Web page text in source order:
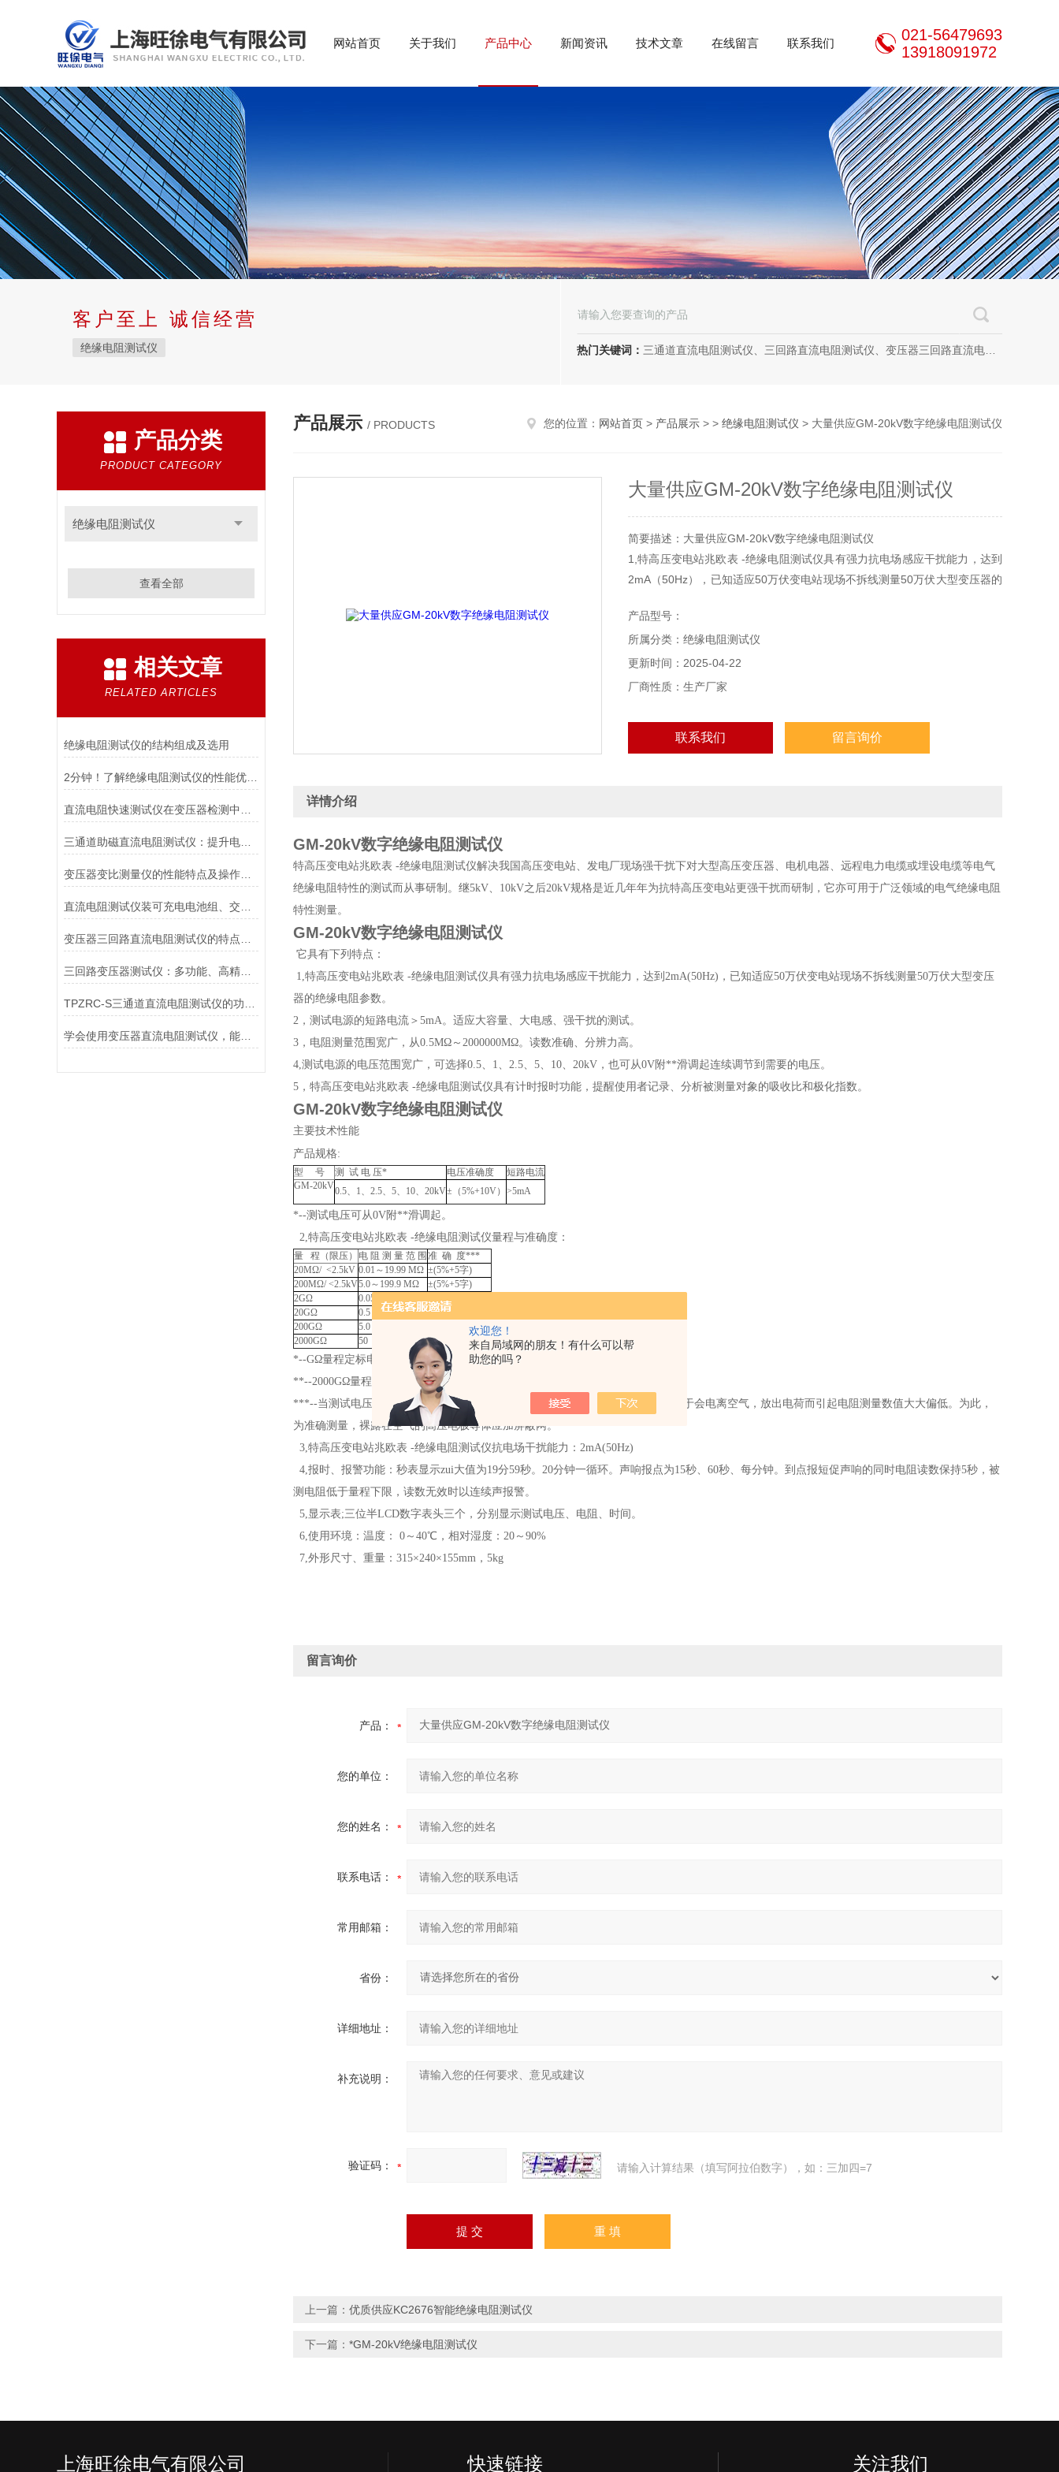
欢迎您！
来自局域网的朋友！有什么可以帮
助您的吗？
网站首页 关于我们 产品中心 新闻资讯 技术文章 在线留言 联系我们
021-56479693
13918091972
客户至上 诚信经营
绝缘电阻测试仪 热门关键词： 三通道直流电阻测试仪、三回路直流电阻测试仪、变压器三回路直流电阻测试仪、手持式三相直流电阻测试仪、三通道助磁直流电阻测试仪
产品分类
PRODUCT CATEGORY
绝缘电阻测试仪
查看全部
相关文章
RELATED ARTICLES
绝缘电阻测试仪的结构组成及选用
2分钟！了解绝缘电阻测试仪的性能优势！
三通道助磁直流电阻测试仪：提升电力设备检测效率的重要工具
变压器变比测量仪的性能特点及操作方法
直流电阻测试仪装可充电电池组、交直流两用
三回路变压器测试仪：多功能、高精度的变压器检测工具
学会使用变压器直流电阻测试仪，能让变压器更加安全顺利地运行
产品展示 / PRODUCTS 您的位置： 网站首页 > 产品展示 > > 绝缘电阻测试仪 > 大量供应GM-20kV数字绝缘电阻测试仪
大量供应GM-20kV数字绝缘电阻测试仪
简要描述：大量供应GM-20kV数字绝缘电阻测试仪
1,特高压变电站兆欧表 -绝缘电阻测试仪具有强力抗电场感应干扰能力，达到
2mA（50Hz），已知适应50万伏变电站现场不拆线测量50万伏大型变压器的
产品型号：
所属分类：绝缘电阻测试仪
更新时间：2025-04-22
厂商性质：生产厂家
联系我们 留言询价
详情介绍
GM-20kV数字绝缘电阻测试仪
特高压变电站兆欧表 -绝缘电阻测试仪解决我国高压变电站、发电厂现场强干扰下对大型高压变压器、电机电器、远程电力电缆或埋设电缆等电气
绝缘电阻特性的测试而从事研制。继5kV、10kV之后20kV规格是近几年年为抗特高压变电站更强干扰而研制，它亦可用于广泛领域的电气绝缘电阻
特性测量。
GM-20kV数字绝缘电阻测试仪
它具有下列特点：
1,特高压变电站兆欧表 -绝缘电阻测试仪具有强力抗电场感应干扰能力，达到2mA(50Hz)，已知适应50万伏变电站现场不拆线测量50万伏大型变压
器的绝缘电阻参数。
2，测试电源的短路电流＞5mA。适应大容量、大电感、强干扰的测试。
3，电阻测量范围宽广，从0.5MΩ～2000000MΩ。读数准确、分辨力高。
4,测试电源的电压范围宽广，可选择0.5、1、2.5、5、10、20kV，也可从0V附**滑调起连续调节到需要的电压。
5，特高压变电站兆欧表 -绝缘电阻测试仪具有计时报时功能，提醒使用者记录、分析被测量对象的吸收比和极化指数。
GM-20kV数字绝缘电阻测试仪
主要技术性能
产品规格:
型 号 测 试 电 压* 电压准确度
短路电流
GM-20kV0.5、1、2.5、5、10、20kV±（5%+10V） >5mA
*--测试电压可从0V附**滑调起。
2,特高压变电站兆欧表 -绝缘电阻测试仪量程与准确度：
量 程（限压） 电 阻 测 量 范 围 准 确 度***
20MΩ/ <2.5kV 0.01～19.99 MΩ ±(5%+5字)
200MΩ/ <2.5kV5.0～199.9 MΩ
±(5%+5字)
2GΩ
0.05～1.999 GΩ
±(5%+5字)*
20GΩ
0.5～19.99 GΩ
±(5%+5字)*
200GΩ
5.0～199.9 GΩ
±(10%+10字)*
2000GΩ
50 ～1999 GΩ ±(20%+10字)**
*--GΩ量程定标电压为2.5kV
**--2000GΩ量程为参考量程，用于相对湿度小于70%的干燥环境使用。
***--当测试电压高于8kV，绝缘电阻高于20GΩ后，裸露在空气的高压电极导体由于会电离空气，放出电荷而引起电阻测量数值大大偏低。为此，
为准确测量，裸露在空气的高压电极导体应加屏蔽网。
3,特高压变电站兆欧表 -绝缘电阻测试仪抗电场干扰能力：2mA(50Hz)
4,报时、报警功能：秒表显示zui大值为19分59秒。20分钟一循环。声响报点为15秒、60秒、每分钟。到点报短促声响的同时电阻读数保持5秒，被
测电阻低于量程下限，读数无效时以连续声报警。
5,显示表;三位半LCD数字表头三个，分别显示测试电压、电阻、时间。
6,使用环境：温度： 0～40℃，相对湿度：20～90%
7,外形尺寸、重量：315×240×155mm，5kg
留言询价
产品：
您的单位：
您的姓名：
联系电话：
常用邮箱：
省份：
详细地址：
补充说明：
验证码： 请输入计算结果（填写阿拉伯数字），如：三加四=7
上一篇： 优质供应KC2676智能绝缘电阻测试仪
下一篇： *GM-20kV绝缘电阻测试仪
上海旺徐电气有限公司 快速链接 关注我们